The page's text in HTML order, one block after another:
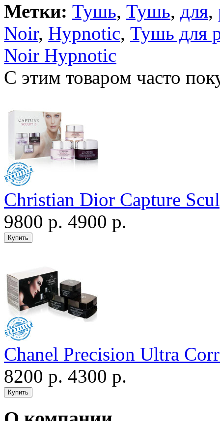
Метки: Тушь, Тушь, для,
Noir, Hypnotic, Тушь для
Noir Hypnotic
С этим товаром часто
Christian Dior Capture
9800 р. 4900 р.
Chanel Precision Ultra
8200 р. 4300 р.